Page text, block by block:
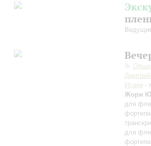
Исаев -
Жорж Ю
для
для